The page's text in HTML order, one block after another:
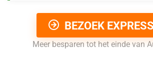
BEZOEK
Meer besparen tot het einde van